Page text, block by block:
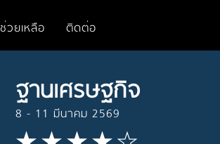
ช่วยเหลือ ติดต่อ
ฐานเศรษฐกิจ
8 - 11 มีนาคม 2569